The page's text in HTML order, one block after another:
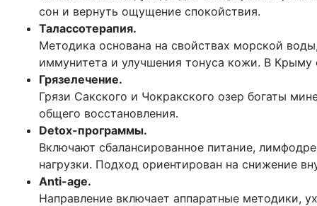
сон и вернуть ощущение спокойствия.
Талассотерапия.
Методика основана на свойствах морской
иммунитета и улучшения тонуса кожи. В Крыму
Грязелечение.
Грязи Сакского и Чокракского озер богаты
общего восстановления.
Detox-программы.
Включают сбалансированное питание,
нагрузки. Подход ориентирован на снижение
Anti-age.
Направление включает аппаратные методики,